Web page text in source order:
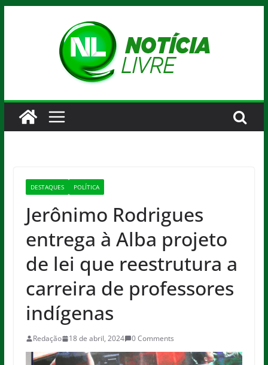
DESTAQUES POLÍTICA
Jerônimo Rodrigues
entrega à Alba projeto
de lei que reestrutura a
carreira de professores
indígenas
Redação 18 de abril, 2024 0 Comments